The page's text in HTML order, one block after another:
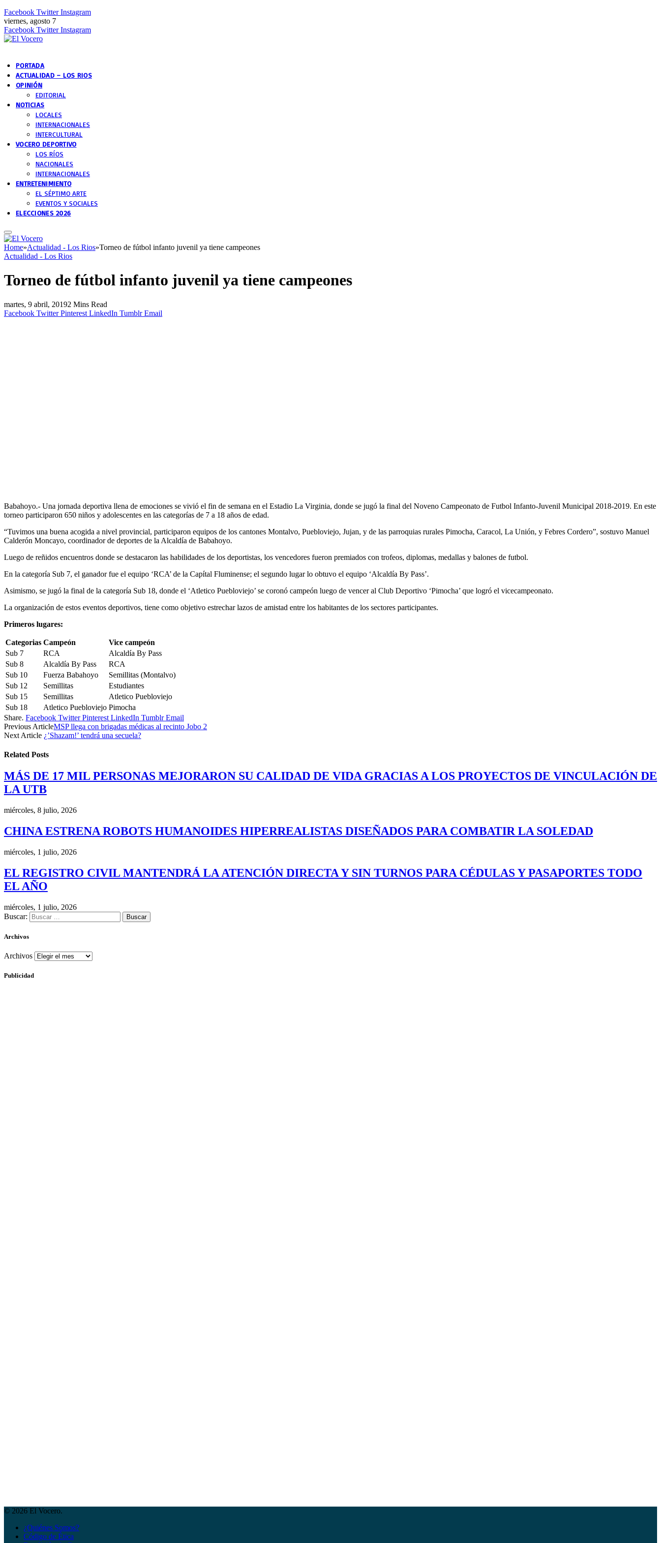
Facebook Twitter Instagram
viernes, agosto 7
Facebook Twitter Instagram
PORTADA
ACTUALIDAD – LOS RIOS
OPINIÓN
EDITORIAL
NOTICIAS
LOCALES
INTERNACIONALES
INTERCULTURAL
VOCERO DEPORTIVO
LOS RÍOS
NACIONALES
INTERNACIONALES
ENTRETENIMIENTO
EL SÉPTIMO ARTE
EVENTOS Y SOCIALES
ELECCIONES 2026
Home»Actualidad - Los Rios»Torneo de fútbol infanto juvenil ya tiene campeones
Actualidad - Los Rios
Torneo de fútbol infanto juvenil ya tiene campeones
martes, 9 abril, 20192 Mins Read
Facebook Twitter Pinterest LinkedIn Tumblr Email
Babahoyo.- Una jornada deportiva llena de emociones se vivió el fin de semana en el Estadio La Virginia, donde se jugó la final del Noveno Campeonato de Futbol Infanto-Juvenil Municipal 2018-2019. En este
torneo participaron 650 niños y adolescentes en las categorías de 7 a 18 años de edad.
“Tuvimos una buena acogida a nivel provincial, participaron equipos de los cantones Montalvo, Puebloviejo, Jujan, y de las parroquias rurales Pimocha, Caracol, La Unión, y Febres Cordero”, sostuvo Manuel
Calderón Moncayo, coordinador de deportes de la Alcaldía de Babahoyo.
Luego de reñidos encuentros donde se destacaron las habilidades de los deportistas, los vencedores fueron premiados con trofeos, diplomas, medallas y balones de futbol.
En la categoría Sub 7, el ganador fue el equipo ‘RCA’ de la Capítal Fluminense; el segundo lugar lo obtuvo el equipo ‘Alcaldía By Pass’.
Asimismo, se jugó la final de la categoría Sub 18, donde el ‘Atletico Puebloviejo’ se coronó campeón luego de vencer al Club Deportivo ‘Pimocha’ que logró el vicecampeonato.
La organización de estos eventos deportivos, tiene como objetivo estrechar lazos de amistad entre los habitantes de los sectores participantes.
Primeros lugares:
Categorias Campeón
Vice campeón
Sub 7
RCA
Alcaldía By Pass
Sub 8
Alcaldía By Pass
RCA
Sub 10
Fuerza Babahoyo
Semillitas (Montalvo)
Sub 12
Semillitas
Estudiantes
Sub 15
Semillitas
Atletico Puebloviejo
Sub 18
Atletico Puebloviejo Pimocha
Share. Facebook Twitter Pinterest LinkedIn Tumblr Email
Previous ArticleMSP llega con brigadas médicas al recinto Jobo 2
Next Article ¿’Shazam!’ tendrá una secuela?
Related Posts
MÁS DE 17 MIL PERSONAS MEJORARON SU CALIDAD DE VIDA GRACIAS A LOS PROYECTOS DE VINCULACIÓN DE
LA UTB
miércoles, 8 julio, 2026
CHINA ESTRENA ROBOTS HUMANOIDES HIPERREALISTAS DISEÑADOS PARA COMBATIR LA SOLEDAD
miércoles, 1 julio, 2026
EL REGISTRO CIVIL MANTENDRÁ LA ATENCIÓN DIRECTA Y SIN TURNOS PARA CÉDULAS Y PASAPORTES TODO
EL AÑO
miércoles, 1 julio, 2026
Buscar:
Archivos
Archivos
Publicidad
© 2026 El Vocero.
¿Quiénes Somos?
Código de Ética